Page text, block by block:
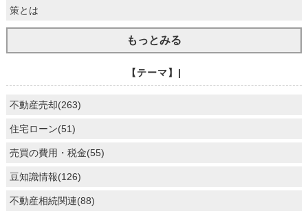
策とは
もっとみる
【テーマ】|
不動産売却(263)
住宅ローン(51)
売買の費用・税金(55)
豆知識情報(126)
不動産相続関連(88)